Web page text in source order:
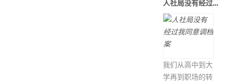
人社局没有经过我同意调档案
我们从高中到大
学再到职场的转